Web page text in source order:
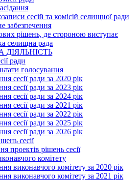
сесій та комісій селищної ради
забезпечення
рішень, де стороною виступає
селищна рада
ради
голосування
сесії ради за 2020 рік
сесії ради за 2023 рік
сесії ради за 2024 рік
сесії ради за 2021 рік
сесії ради за 2022 рік
сесії ради за 2025 рік
сесії ради за 2026 рік
сесії
проектів рішень сесії
комітету
виконавчого комітету за 2020 рік
виконавчого комітету за 2021 рік